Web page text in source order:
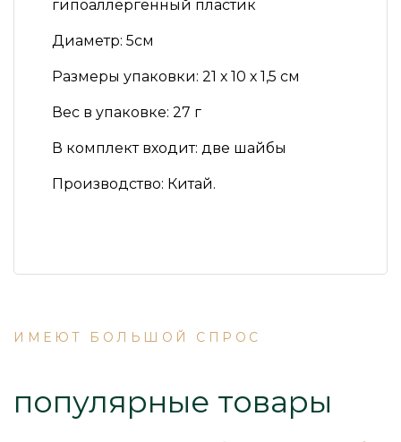
гипоаллергенный пластик
Диаметр: 5см
Размеры упаковки: 21 х 10 х 1,5 см
Вес в упаковке: 27 г
В комплект входит: две шайбы
Производство: Китай.
ИМЕЮТ БОЛЬШОЙ СПРОС
популярные товары